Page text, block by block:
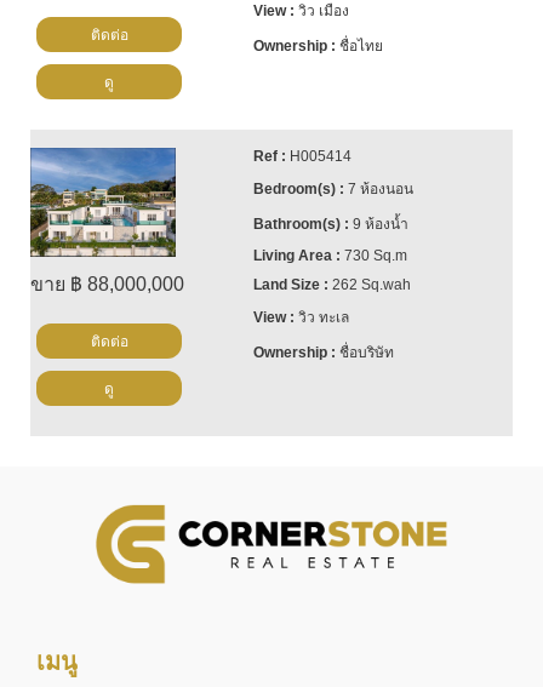
วิว เมือง
ชื่อไทย
ติดต่อ
ดู
ขาย ฿ 88,000,000
H005414
7 ห้องนอน
9 ห้องน้ำ
730 Sq.m
262 Sq.wah
วิว ทะเล
ชื่อบริษัท
ติดต่อ
ดู
เมนู